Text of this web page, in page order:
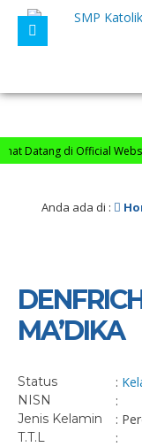
Datang di Official
Anda ada di :
MA’DIKA
Status :
NISN :
Jenis Kelamin :
T.T.L :